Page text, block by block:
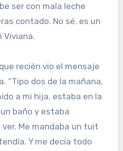
ser con mala leche
contado. No sé, es un
Viviana.
recién vio el mensaje
“Tipo dos de la mañana,
a mi hija, estaba en la
baño y estaba
Me mandaba un tuit
Y me decía todo